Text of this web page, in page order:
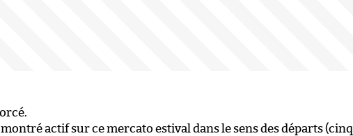
montré actif sur ce mercato estival dans le sens des départs (cinq